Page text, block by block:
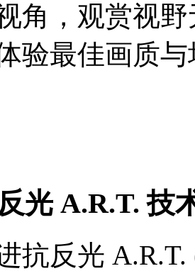
，观赏视野
验最佳画质
光 A.R.T. 技
抗反光 A.R.T.